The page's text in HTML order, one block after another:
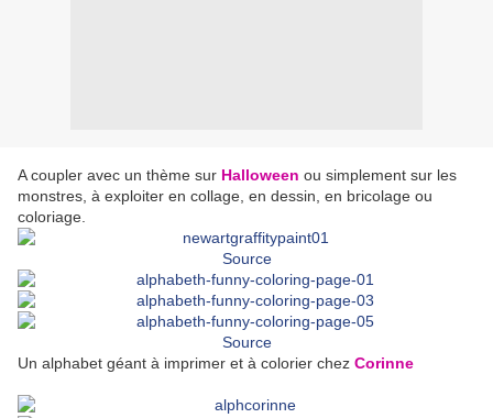
A coupler avec un thème sur Halloween ou simplement sur les
monstres, à exploiter en collage, en dessin, en bricolage ou
coloriage.
Source
Source
Un alphabet géant à imprimer et à colorier chez Corinne